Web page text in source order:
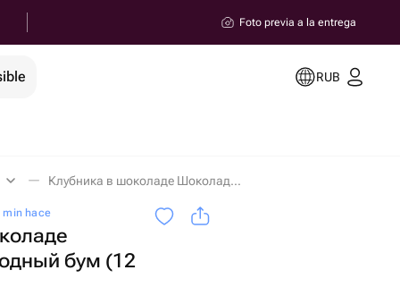
Foto previa a la entrega
RUB
Клубника в шоколаде Шоколадно-ягодный бум (12 штук) en Magnitogorsk
min hace
бум (12